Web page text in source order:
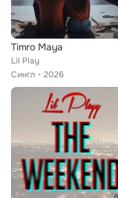
Timro Maya
Lil Play
Сингл
2026